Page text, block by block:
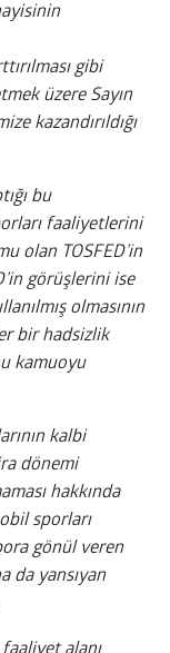
gibi
üzere Sayın
kazandırıldığı
bu
faaliyetlerini
olan TOSFED’in
görüşlerini ise
olmasının
bir hadsizlik
kamuoyu
kalbi
dönemi
hakkında
sporları
gönül veren
da yansıyan
alanı